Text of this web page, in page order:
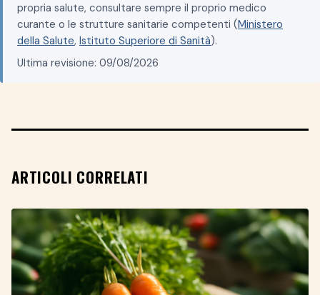
propria salute, consultare sempre il proprio medico
curante o le strutture sanitarie competenti (Ministero
della Salute, Istituto Superiore di Sanità).
Ultima revisione: 09/08/2026
ARTICOLI CORRELATI